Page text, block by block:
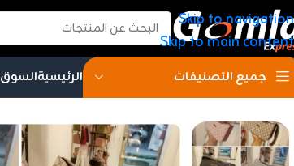
Skip to navigation
Skip to main content
جميع التصنيفات الرئيسيةالسوق